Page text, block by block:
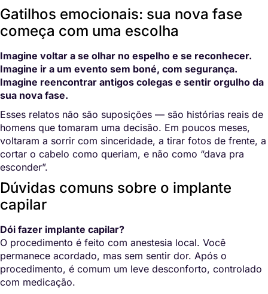
Gatilhos emocionais: sua nova fase
começa com uma escolha
Imagine voltar a se olhar no espelho e se reconhecer.
Imagine ir a um evento sem boné, com segurança.
Imagine reencontrar antigos colegas e sentir orgulho da
sua nova fase.
Esses relatos não são suposições — são histórias reais de
homens que tomaram uma decisão. Em poucos meses,
voltaram a sorrir com sinceridade, a tirar fotos de frente, a
cortar o cabelo como queriam, e não como “dava pra
esconder”.
Dúvidas comuns sobre o implante
capilar
Dói fazer implante capilar?
O procedimento é feito com anestesia local. Você
permanece acordado, mas sem sentir dor. Após o
procedimento, é comum um leve desconforto, controlado
com medicação.